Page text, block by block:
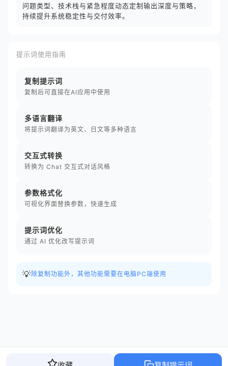
问题类型、技术栈与紧急程度动态定制输出深度与策略，
持续提升系统稳定性与交付效率。
提示词使用指南
复制提示词
复制后可直接在AI应用中使用
多语言翻译
将提示词翻译为英文、日文等多种语言
交互式转换
转换为 Chat 交互式对话风格
参数格式化
可视化界面替换参数，快速生成
提示词优化
通过 AI 优化改写提示词
💡 除复制功能外，其他功能需要在电脑PC端使用